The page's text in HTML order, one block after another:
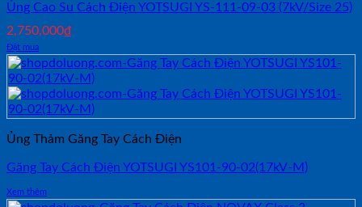
Ủng Cao Su Cách Điện YOTSUGI YS-111-09-03 (7kV/Size 25)
2,750,000₫
Đặt mua
Ủng Thảm Găng Tay Cách Điện
Găng Tay Cách Điện YOTSUGI YS101-90-02(17kV-M)
Xem thêm